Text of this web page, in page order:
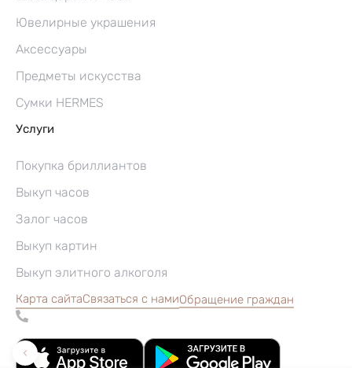
Ювелирные украшения
Аксессуары
Предметы искусства
Сумки HERMES
Услуги
Покупка бриллиантов
Выкуп часов
Залог часов
Выкуп картин
Выкуп элитного алкоголя
Карта сайтаСвязаться с намиОбращение граждан